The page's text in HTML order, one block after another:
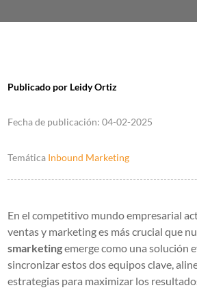
Publicado por Leidy Ortiz
Fecha de publicación:04-02-2025
Temática Inbound Marketing
En el competitivo mundo empresarial
ventas y marketing es más crucial que
smarketingemerge como una solución
sincronizar estos dos equipos clave,
estrategias para maximizar los